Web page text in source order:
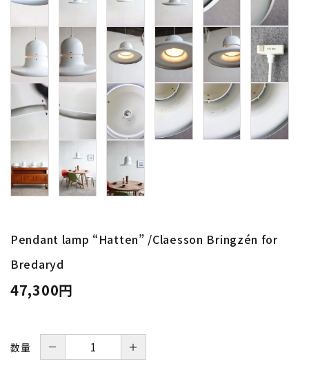
エキシビジョン・展示会
過去販売
INFORMATION
ACCOUNT MENU
meeting_room ログイン person 新規会員登録
Pendant lamp “Hatten” /Claesson Bringzén for
Bredaryd
47,300円
数量 － ＋